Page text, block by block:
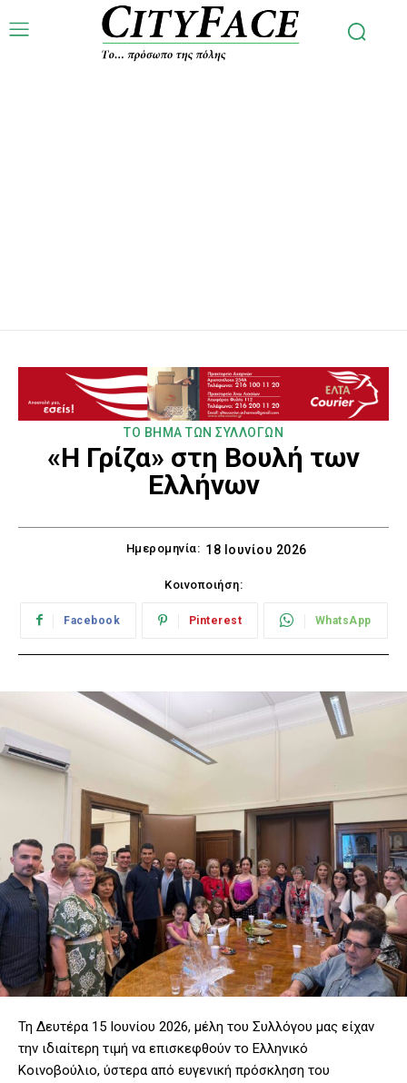
ΤΟ ΒΗΜΑ ΤΩΝ ΣΥΛΛΟΓΩΝ
«Η Γρίζα» στη Βουλή των
Ελλήνων
Ημερομηνία: 18 Ιουνίου 2026
Κοινοποιήση:
Facebook Pinterest WhatsApp
Τη Δευτέρα 15 Ιουνίου 2026, μέλη του Συλλόγου μας είχαν
την ιδιαίτερη τιμή να επισκεφθούν το Ελληνικό
Κοινοβούλιο, ύστερα από ευγενική πρόσκληση του